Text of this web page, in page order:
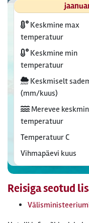
Keskmine max
temperatuur
Keskmine min
temperatuur
Keskmiselt
(mm/kuus)
Merevee
temperatuur
Temperatuur C
Vihmapäevi kuus
Reisiga seotud